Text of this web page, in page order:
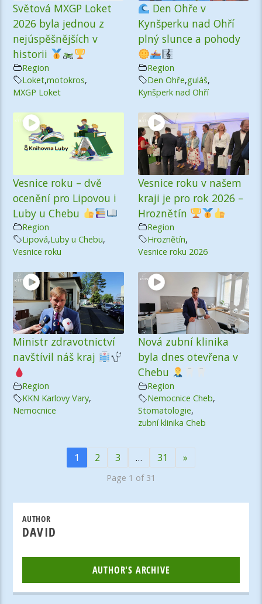
Světová MXGP Loket
2026 byla jednou z
nejúspěšnějších v
historii
Region
Loket,motokros,
MXGP Loket
Den Ohře v
Kynšperku nad Ohří
plný slunce a pohody
Region
Den Ohře,guláš,
Kynšperk nad Ohří
Vesnice roku – dvě
ocenění pro Lipovou i
Luby u Chebu
Region
Lipová,Luby u Chebu,
Vesnice roku
Vesnice roku v našem
kraji je pro rok 2026 –
Hroznětín
Region
Hroznětín,
Vesnice roku 2026
Ministr zdravotnictví
navštívil náš kraj
Region
KKN Karlovy Vary,
Nemocnice
Nová zubní klinika
byla dnes otevřena v
Chebu
Region
Nemocnice Cheb,
Stomatologie,
zubní klinika Cheb
1 2 3 … 31 »
Page 1 of 31
AUTHOR
DAVID
AUTHOR'S ARCHIVE